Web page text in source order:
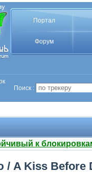
Портал
Форум
Поиск :
к
A Kiss Before